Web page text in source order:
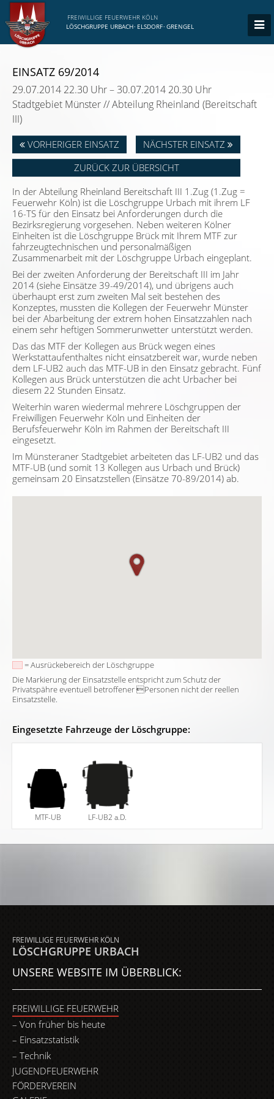
FREIWILLIGE FEUERWEHR KÖLN
LÖSCHGRUPPE URBACH· ELSDORF· GRENGEL
EINSATZ 69/2014
29.07.2014 22.30 Uhr – 30.07.2014 20.30 Uhr
Stadtgebiet Münster // Abteilung Rheinland (Bereitschaft
III)
VORHERIGER EINSATZ
NÄCHSTER EINSATZ
ZURÜCK ZUR ÜBERSICHT
In der Abteilung Rheinland Bereitschaft III 1.Zug (1.Zug =
Feuerwehr Köln) ist die Löschgruppe Urbach mit ihrem LF
16-TS für den Einsatz bei Anforderungen durch die
Bezirksregierung vorgesehen. Neben weiteren Kölner
Einheiten ist die Löschgruppe Brück mit Ihrem MTF zur
fahrzeugtechnischen und personalmäßigen
Zusammenarbeit mit der Löschgruppe Urbach eingeplant.
Bei der zweiten Anforderung der Bereitschaft III im Jahr
2014 (siehe Einsätze 39-49/2014), und übrigens auch
überhaupt erst zum zweiten Mal seit bestehen des
Konzeptes, mussten die Kollegen der Feuerwehr Münster
bei der Abarbeitung der extrem hohen Einsatzzahlen nach
einem sehr heftigen Sommerunwetter unterstützt werden.
Das das MTF der Kollegen aus Brück wegen eines
Werkstattaufenthaltes nicht einsatzbereit war, wurde neben
dem LF-UB2 auch das MTF-UB in den Einsatz gebracht. Fünf
Kollegen aus Brück unterstützen die acht Urbacher bei
diesem 22 Stunden Einsatz.
Weiterhin waren wiedermal mehrere Löschgruppen der
Freiwilligen Feuerwehr Köln und Einheiten der
Berufsfeuerwehr Köln im Rahmen der Bereitschaft III
eingesetzt.
Im Münsteraner Stadtgebiet arbeiteten das LF-UB2 und das
MTF-UB (und somit 13 Kollegen aus Urbach und Brück)
gemeinsam 20 Einsatzstellen (Einsätze 70-89/2014) ab.
= Ausrückebereich der Löschgruppe
Die Markierung der Einsatzstelle entspricht zum Schutz der
Privatspähre eventuell betroffener Personen nicht der reellen
Einsatzstelle.
Eingesetzte Fahrzeuge der Löschgruppe:
MTF-UB LF-UB2 a.D.
FREIWILLIGE FEUERWEHR KÖLN
LÖSCHGRUPPE URBACH
UNSERE WEBSITE IM ÜBERBLICK:
FREIWILLIGE FEUERWEHR
Von früher bis heute
Einsatzstatistik
Technik
JUGENDFEUERWEHR
FÖRDERVEREIN